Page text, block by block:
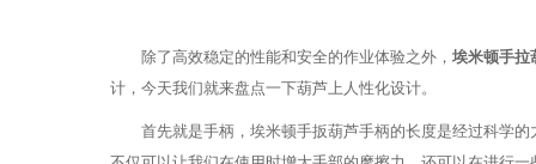
除了高效稳定的性能和安全的作业体验之外， 埃米顿手拉
计，今天我们就来盘点一下葫芦上人性化设计。
首先就是手柄，埃米顿手扳葫芦手柄的长度是经过科学